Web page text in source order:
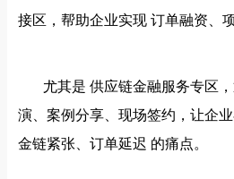
接区，帮助企业实现 订单融资、
尤其是 供应链金融服务专区
演、案例分享、现场签约，让企
金链紧张、订单延迟 的痛点。